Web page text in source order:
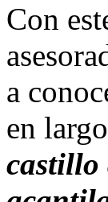
Con
a
en
castillo